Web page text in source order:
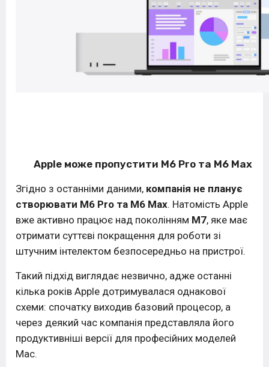
Apple може пропустити M6 Pro та M6 Max
Згідно з останніми даними, компанія не планує
створювати M6 Pro та M6 Max. Натомість Apple
вже активно працює над поколінням M7, яке має
отримати суттєві покращення для роботи зі
штучним інтелектом безпосередньо на пристрої.
Такий підхід виглядає незвично, адже останні
кілька років Apple дотримувалася однакової
схеми: спочатку виходив базовий процесор, а
через деякий час компанія представляла його
продуктивніші версії для професійних моделей
Mac.